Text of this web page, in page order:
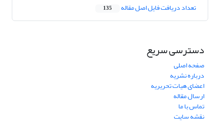
تعداد دریافت فایل اصل مقاله 135
دسترسی سریع
صفحه اصلی
درباره نشریه
اعضای هیات تحریریه
ارسال مقاله
تماس با ما
نقشه سایت